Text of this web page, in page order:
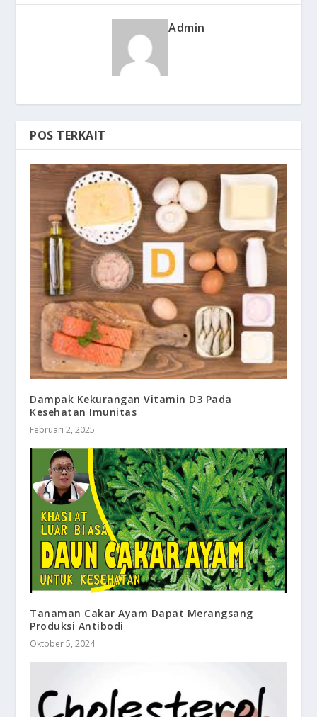
Admin
POS TERKAIT
Dampak Kekurangan Vitamin D3 Pada
Kesehatan Imunitas
Februari 2, 2025
Tanaman Cakar Ayam Dapat Merangsang
Produksi Antibodi
Oktober 5, 2024